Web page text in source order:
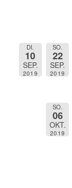
DI.
10
SEP.
2019
SO.
22
SEP.
2019
SO.
06
OKT.
2019